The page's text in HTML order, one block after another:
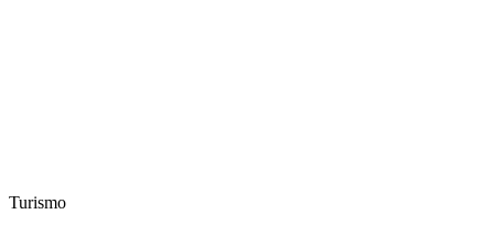
Turismo